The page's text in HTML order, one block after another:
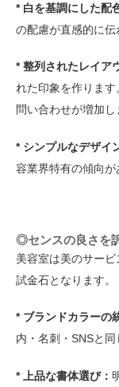
* 白を基調にした配
の配慮が直感的に伝
* 整列されたレイア
れた印象を作りま
問い合わせが増加し
* シンプルなデザイ
容業界特有の傾向が
◎センスの良さを
美容室は美のサー
試金石となります。
* ブランドカラーの
内・名刺・SNSと同
* 上品な書体選び：